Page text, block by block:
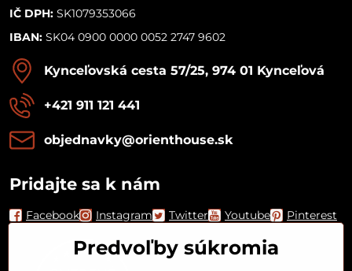
IČ DPH: SK1079353066
IBAN: SK04 0900 0000 0052 2747 9602
Kynceľovská cesta 57/25, 974 01 Kynceľová
+421 911 121 441
objednavky​@orienthouse​.sk
Pridajte sa k nám
Facebook Instagram Twitter Youtube Pinterest
Predvoľby súkromia